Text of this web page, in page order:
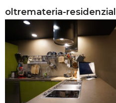
oltremateria-